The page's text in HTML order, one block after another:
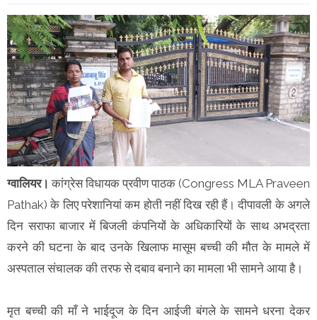
ग्वालियर। कांग्रेस विधायक प्रवीण पाठक (Congress MLA Praveen
Pathak) के लिए परेशानियां कम होती नहीं दिख रही हैं। दीपावली के अगले
दिन सराफा बाजार में बिजली कंपनियों के अधिकारियों के साथ अभद्रता
करने की घटना के बाद उनके खिलाफ मासूम बच्ची की मौत के मामले में
अस्पताल संचालक की तरफ से दबाव बनाने का मामला भी सामने आया है।
मृत बच्ची की माँ ने भाईदूज के दिन आईजी बंगले के सामने धरना देकर